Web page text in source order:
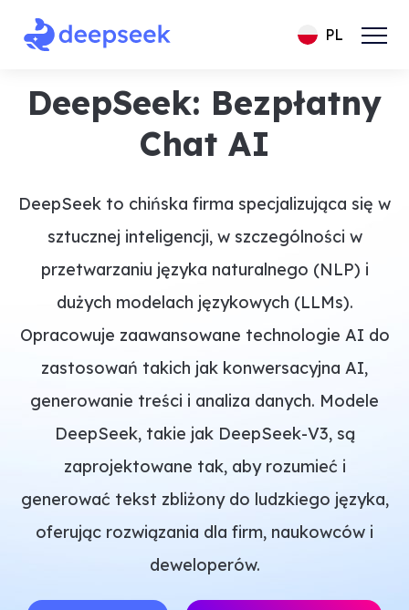
PL
DeepSeek: Bezpłatny
Chat AI
DeepSeek to chińska firma specjalizująca się w
sztucznej inteligencji, w szczególności w
przetwarzaniu języka naturalnego (NLP) i
dużych modelach językowych (LLMs).
Opracowuje zaawansowane technologie AI do
zastosowań takich jak konwersacyjna AI,
generowanie treści i analiza danych. Modele
DeepSeek, takie jak DeepSeek-V3, są
zaprojektowane tak, aby rozumieć i
generować tekst zbliżony do ludzkiego języka,
oferując rozwiązania dla firm, naukowców i
deweloperów.